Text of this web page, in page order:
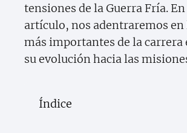
tensiones de la Guerra Fría. En
artículo, nos adentraremos
más importantes de la carrera
su evolución hacia las
Índice